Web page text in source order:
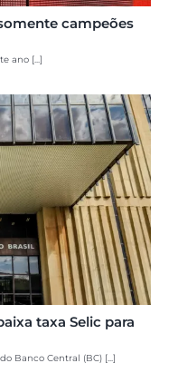
campeões
ano [...]
taxa Selic para
Banco Central (BC) [...]